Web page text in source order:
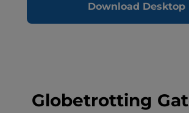
Download Desktop
Globetrotting